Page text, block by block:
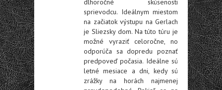
dlhoročné skúsenosti
sprievodcu. Ideálnym miestom
na začiatok výstupu na Gerlach
je Sliezsky dom. Na túto túru je
možné vyraziť celoročne, no
odporúča sa dopredu poznať
predpoveď počasia. Ideálne sú
letné mesiace a dni, kedy sú
zrážky na horách najmenej